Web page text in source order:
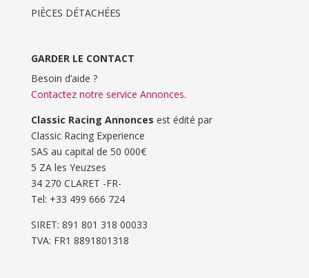
PIÈCES DÉTACHÉES
GARDER LE CONTACT
Besoin d’aide ?
Contactez notre service Annonces.
Classic Racing Annonces est édité par
Classic Racing Experience
SAS au capital de 50 000€
5 ZA les Yeuzses
34 270 CLARET -FR-
Tel: ‭+33 499 666 724‬
SIRET: 891 801 318 00033
TVA: FR1 8891801318